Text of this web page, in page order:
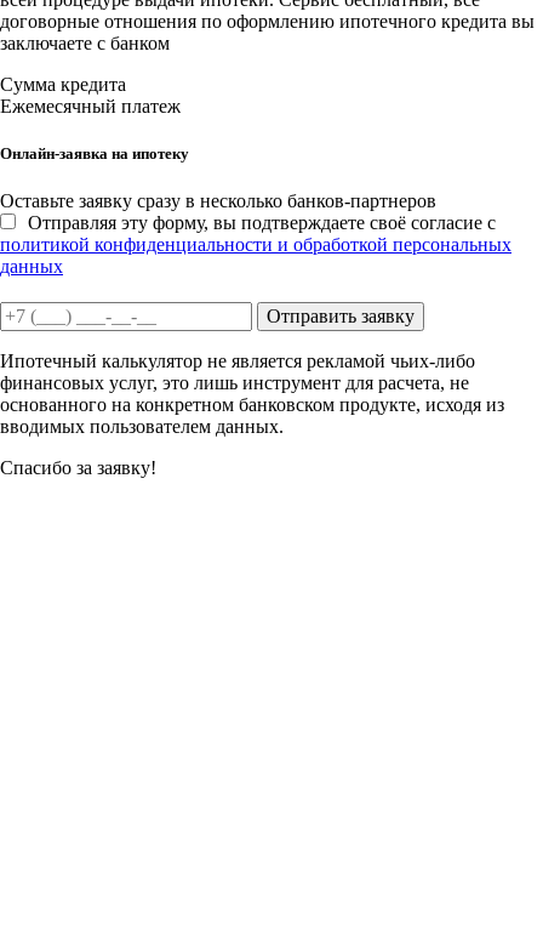
договорные отношения по оформлению ипотечного кредита вы
заключаете с банком
Сумма кредита
Ежемесячный платеж
Онлайн-заявка на ипотеку
Оставьте заявку сразу в несколько банков-партнеров
Отправляя эту форму, вы подтверждаете своё согласие с
политикой конфиденциальности и обработкой персональных
данных
Отправить заявку
Ипотечный калькулятор не является рекламой чьих-либо
финансовых услуг, это лишь инструмент для расчета, не
основанного на конкретном банковском продукте, исходя из
вводимых пользователем данных.
Спасибо за заявку!